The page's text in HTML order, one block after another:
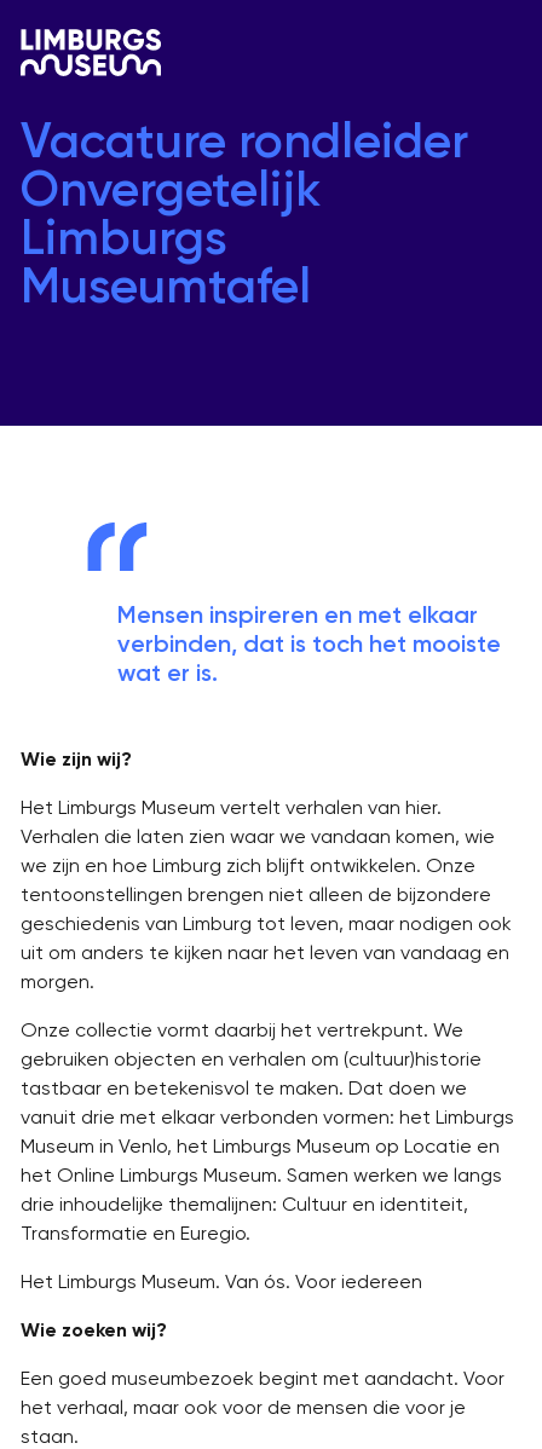
Vacature rondleider
Onvergetelijk
Limburgs
Museumtafel
Mensen inspireren en met elkaar
verbinden, dat is toch het mooiste
wat er is.
Wie zijn wij?
Het Limburgs Museum vertelt verhalen van hier.
Verhalen die laten zien waar we vandaan komen, wie
we zijn en hoe Limburg zich blijft ontwikkelen. Onze
tentoonstellingen brengen niet alleen de bijzondere
geschiedenis van Limburg tot leven, maar nodigen ook
uit om anders te kijken naar het leven van vandaag en
morgen.
Onze collectie vormt daarbij het vertrekpunt. We
gebruiken objecten en verhalen om (cultuur)historie
tastbaar en betekenisvol te maken. Dat doen we
vanuit drie met elkaar verbonden vormen: het Limburgs
Museum in Venlo, het Limburgs Museum op Locatie en
het Online Limburgs Museum. Samen werken we langs
drie inhoudelijke themalijnen: Cultuur en identiteit,
Transformatie en Euregio.
Het Limburgs Museum. Van ós. Voor iedereen
Wie zoeken wij?
Een goed museumbezoek begint met aandacht. Voor
het verhaal, maar ook voor de mensen die voor je
staan.